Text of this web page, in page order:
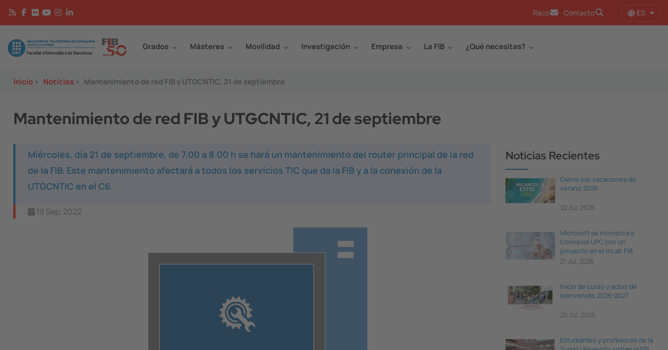
Pasar al contenido principal
Racó Contacto ES
Image Grados Másteres Movilidad Investigación Empresa La FIB ¿Qué necesitas?
Inicio > Notícias > Mantenimiento de red FIB y UTGCNTIC, 21 de septiembre
Mantenimiento de red FIB y UTGCNTIC, 21 de septiembre
Miércoles, día 21 de septiembre, de 7.00 a 8.00 h se hará un mantenimiento del router principal de la red
de la FIB. Este mantenimiento afectará a todos los servicios TIC que da la FIB y a la conexión de la
UTGCNTIC en el C6.
19 Sep, 2022
Noticias Recientes
Cierre por vacaciones de
verano 2026
22 Jul, 2026
Microsoft se incorpora a
Connèxia UPC con un
proyecto en el inLab FIB
21 Jul, 2026
Inicio de curso y actos de
bienvenida, 2026-2027
20 Jul, 2026
Estudiantes y profesores de la